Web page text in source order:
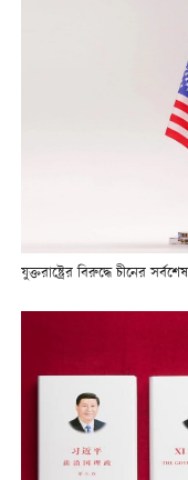
যুক্তরাষ্ট্রের বিরুদ্ধে চীনের